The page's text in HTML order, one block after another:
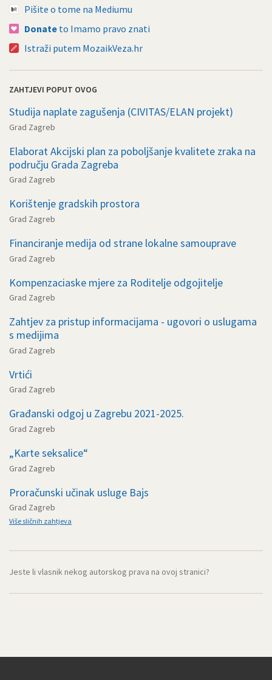
Pišite o tome na Mediumu
Donate to Imamo pravo znati
Istraži putem MozaikVeza.hr
ZAHTJEVI POPUT OVOG
Studija naplate zagušenja (CIVITAS/ELAN projekt)
Grad Zagreb
Elaborat Akcijski plan za poboljšanje kvalitete zraka na
području Grada Zagreba
Grad Zagreb
Korištenje gradskih prostora
Grad Zagreb
Financiranje medija od strane lokalne samouprave
Grad Zagreb
Kompenzaciaske mjere za Roditelje odgojitelje
Grad Zagreb
Zahtjev za pristup informacijama - ugovori o uslugama
s medijima
Grad Zagreb
Vrtići
Grad Zagreb
Građanski odgoj u Zagrebu 2021-2025.
Grad Zagreb
„Karte seksalice“
Grad Zagreb
Proračunski učinak usluge Bajs
Grad Zagreb
Više sličnih zahtjeva
Jeste li vlasnik nekog autorskog prava na ovoj stranici?